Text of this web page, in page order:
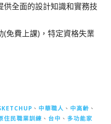
全面的設計知識和實務技
免費上課)，特定資格失業
、 中華職人 、 中高齡 、
住民職業訓練 、 台中 、 多功能家